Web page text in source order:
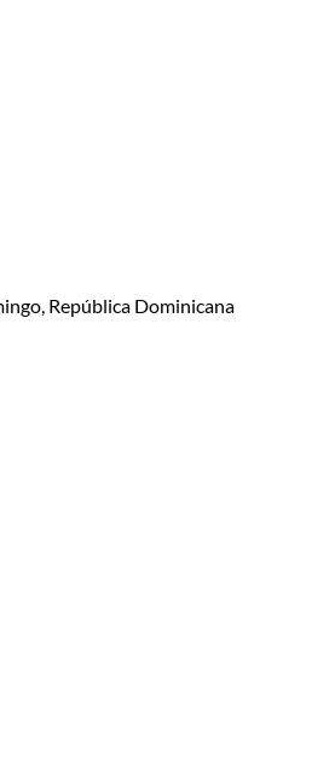
República Dominicana